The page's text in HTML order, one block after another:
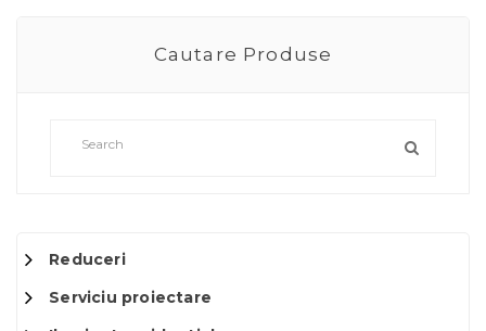
Cautare Produse
Reduceri
Serviciu proiectare